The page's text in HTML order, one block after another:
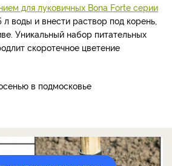
для луковичных Bona Forte серии
л воды и внести раствор под корень,
Уникальный набор питательных
скоротечное цветение